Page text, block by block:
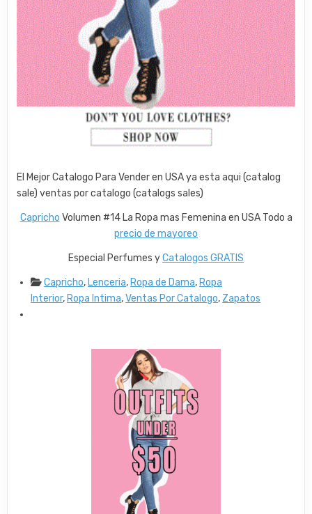
El Mejor Catalogo Para Vender en USA ya esta aqui (catalog
sale) ventas por catalogo (catalogs sales)
Capricho Volumen #14 La Ropa mas Femenina en USA Todo a
precio de mayoreo
Especial Perfumes yCatalogos GRATIS
Capricho, Lenceria, Ropa de Dama, Ropa
Interior, Ropa Intima,Ventas Por Catalogo, Zapatos